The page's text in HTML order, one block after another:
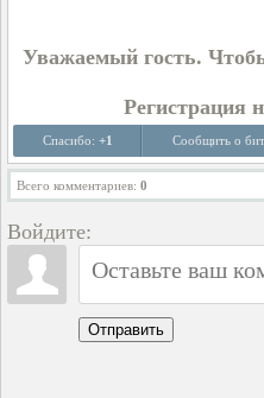
Уважаемый гость.
Регистрация
Спасибо: +1 Сообщить о
Всего комментариев: 0
Войдите:
Отправить